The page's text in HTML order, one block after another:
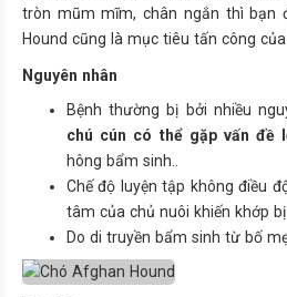
tròn mũm mĩm, chân ngắn thì bạn
Hound cũng là mục tiêu tấn công
Nguyên nhân
Bệnh thường bị bởi nhiều
chú cún có thể gặp vấn đề
hông bẩm sinh..
Chế độ luyện tập không điều
tâm của chủ nuôi khiến khớp
Do di truyền bẩm sinh từ bố